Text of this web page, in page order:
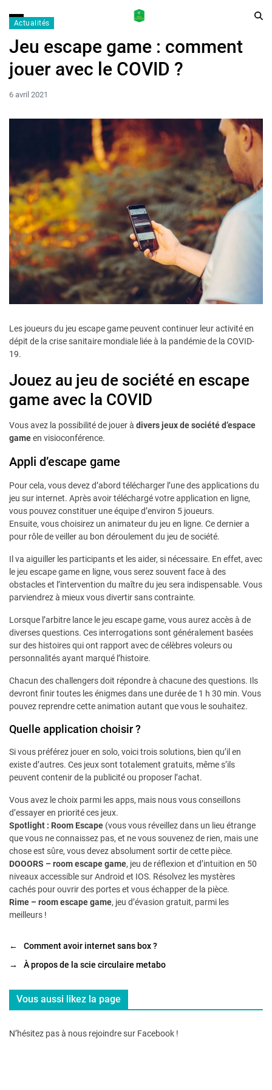
Actualités
Jeu escape game : comment
jouer avec le COVID ?
6 avril 2021
Les joueurs du jeu escape game peuvent continuer leur activité en
dépit de la crise sanitaire mondiale liée à la pandémie de la COVID-
19.
Jouez au jeu de société en escape
game avec la COVID
Vous avez la possibilité de jouer à divers jeux de société d’espace
gameen visioconférence.
Appli d’escape game
Pour cela, vous devez d’abord télécharger l’une des applications du
jeu sur internet. Après avoir téléchargé votre application en ligne,
vous pouvez constituer une équipe d’environ 5 joueurs.
Ensuite, vous choisirez un animateur du jeu en ligne. Ce dernier a
pour rôle de veiller au bon déroulement du jeu de société.
Il va aiguiller les participants et les aider, si nécessaire. En effet, avec
le jeu escape game en ligne, vous serez souvent face à des
obstacles et l’intervention du maître du jeu sera indispensable. Vous
parviendrez à mieux vous divertir sans contrainte.
Lorsque l’arbitre lance le jeu escape game, vous aurez accès à de
diverses questions. Ces interrogations sont généralement basées
sur des histoires qui ont rapport avec de célèbres voleurs ou
personnalités ayant marqué l’histoire.
Chacun des challengers doit répondre à chacune des questions. Ils
devront finir toutes les énigmes dans une durée de 1 h 30 min. Vous
pouvez reprendre cette animation autant que vous le souhaitez.
Quelle application choisir ?
Si vous préférez jouer en solo, voici trois solutions, bien qu’il en
existe d’autres. Ces jeux sont totalement gratuits, même s’ils
peuvent contenir de la publicité ou proposer l’achat.
Vous avez le choix parmi les apps, mais nous vous conseillons
d’essayer en priorité ces jeux.
Spotlight : Room Escape (vous vous réveillez dans un lieu étrange
que vous ne connaissez pas, et ne vous souvenez de rien, mais une
chose est sûre, vous devez absolument sortir de cette pièce.
DOOORS – room escape game, jeu de réflexion et d’intuition en 50
niveaux accessible sur Android et IOS. Résolvez les mystères
cachés pour ouvrir des portes et vous échapper de la pièce.
Rime – room escape game, jeu d’évasion gratuit, parmi les
meilleurs !
←
Comment avoir internet sans box ?
→
À propos de la scie circulaire metabo
Vous aussi likez la page
N’hésitez pas à nous rejoindre sur Facebook !